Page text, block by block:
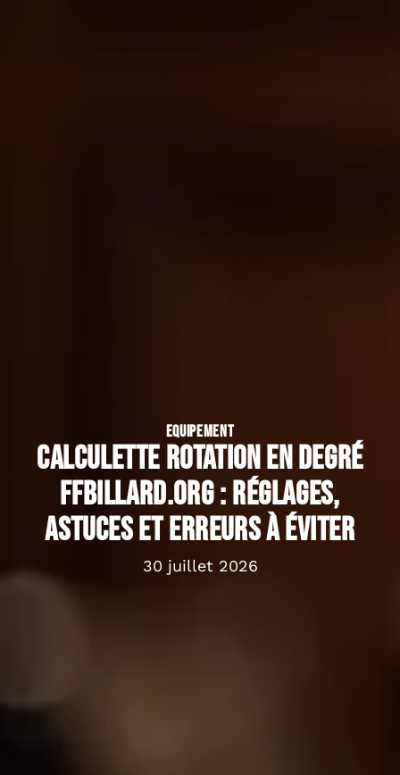
EQUIPEMENT
Calculette rotation en degré
ffbillard.org : réglages,
astuces et erreurs à éviter
30 juillet 2026